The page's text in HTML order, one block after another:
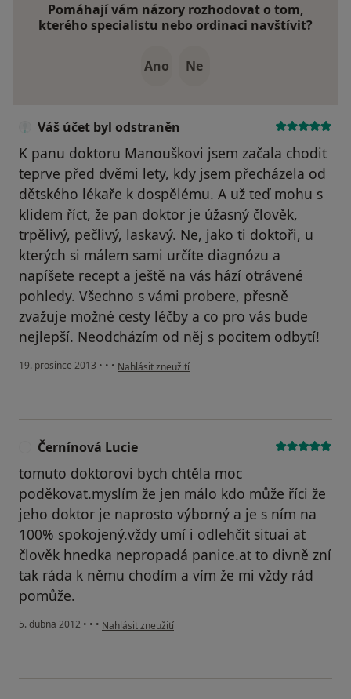
Pomáhají vám názory rozhodovat o tom,
kterého specialistu nebo ordinaci navštívit?
Ano Ne
Váš účet byl odstraněn
K panu doktoru Manouškovi jsem začala chodit
teprve před dvěmi lety, kdy jsem přecházela od
dětského lékaře k dospělému. A už teď mohu s
klidem říct, že pan doktor je úžasný člověk,
trpělivý, pečlivý, laskavý. Ne, jako ti doktoři, u
kterých si málem sami určíte diagnózu a
napíšete recept a ještě na vás hází otrávené
pohledy. Všechno s vámi probere, přesně
zvažuje možné cesty léčby a co pro vás bude
nejlepší. Neodcházím od něj s pocitem odbytí!
19. prosince 2013 • • • podle názoru uživatele Váš účet byl odstraněn
Nahlásit zneužití
Černínová Lucie
tomuto doktorovi bych chtěla moc
poděkovat.myslím že jen málo kdo může říci že
jeho doktor je naprosto výborný a je s ním na
100% spokojený.vždy umí i odlehčit situai at
člověk hnedka nepropadá panice.at to divně zní
tak ráda k němu chodím a vím že mi vždy rád
pomůže.
5. dubna 2012 • • • podle názoru uživatele Černínová Lucie
Nahlásit zneužití